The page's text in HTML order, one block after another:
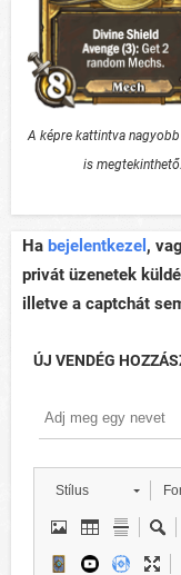
A képre kattintva
is megtekinthető.
Ha bejelentkezel ,
privát üzenetek
illetve a captchát
ÚJ VENDÉG
Stílus